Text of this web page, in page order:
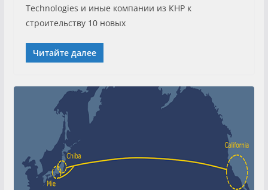
Technologies и иные компании из КНР к
строительству 10 новых
Читайте далее